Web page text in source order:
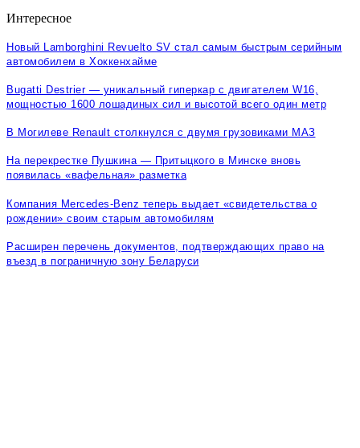
Интересное
Новый Lamborghini Revuelto SV стал самым быстрым серийным
автомобилем в Хоккенхайме
Bugatti Destrier — уникальный гиперкар с двигателем W16,
мощностью 1600 лошадиных сил и высотой всего один метр
В Могилеве Renault столкнулся с двумя грузовиками МАЗ
На перекрестке Пушкина — Притыцкого в Минске вновь
появилась «вафельная» разметка
Компания Mercedes-Benz теперь выдает «свидетельства о
рождении» своим старым автомобилям
Расширен перечень документов, подтверждающих право на
въезд в пограничную зону Беларуси